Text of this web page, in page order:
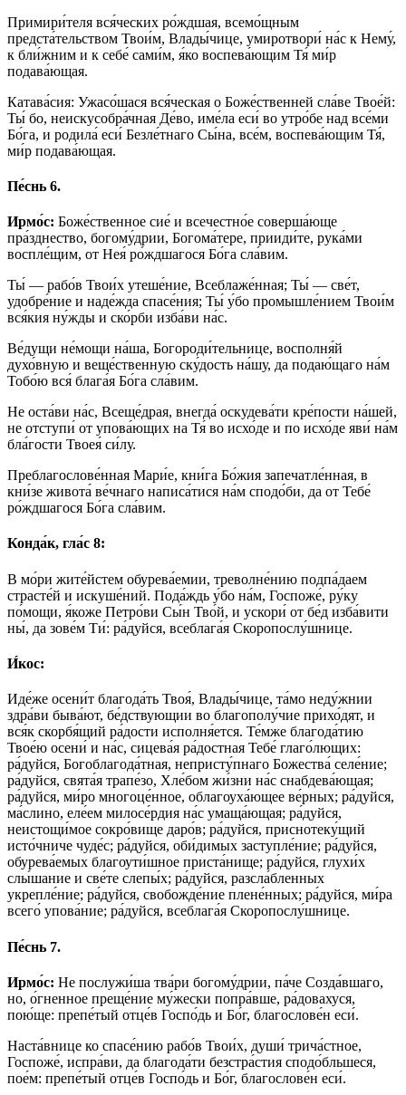
Примири́теля вся́ческих ро́ждшая, всемо́щным
предста́тельством Твои́м, Влады́чице, умиротвори́ на́с к Нему́,
к бли́жним и к себе́ сами́м, я́ко воспева́ющим Тя́ ми́р
подава́ющая.
Катава́сия: Ужасо́шася вся́ческая о Боже́ственней сла́ве Твое́й:
Ты́ бо, неискусобра́чная Де́во, име́ла еси́ во утро́бе над все́ми
Бо́га, и родила́ еси́ Безле́тнаго Сы́на, все́м, воспева́ющим Тя́,
ми́р подава́ющая.
Пе́снь 6.
Ирмо́с: Боже́ственное сие́ и всечестно́е соверша́юще
пра́зднество, богому́дрии, Богома́тере, прииди́те, рука́ми
воспле́щим, от Нея́ ро́ждшагося Бо́га сла́вим.
Ты́ — рабо́в Твои́х утеше́ние, Всеблаже́нная; Ты́ — све́т,
удобре́ние и наде́жда спасе́ния; Ты́ у́бо промышле́нием Твои́м
вся́кия ну́жды и ско́рби изба́ви на́с.
Ве́дущи не́мощи на́ша, Богороди́тельнице, восполня́й
духо́вную и веще́ственную ску́дость на́шу, да подаю́щаго на́м
Тобо́ю вся́ блага́я Бо́га сла́вим.
Не оста́ви на́с, Всеще́драя, внегда́ оскудева́ти кре́пости на́шей,
не отступи́ от упова́ющих на Тя́ во исхо́де и по исхо́де яви́ на́м
бла́гости Твоея́ си́лу.
Преблагослове́нная Мари́е, кни́га Бо́жия запечатле́нная, в
кни́зе живота́ ве́чнаго написа́тися на́м сподо́би, да от Тебе́
ро́ждшагося Бо́га сла́вим.
Конда́к, гла́с 8:
В мо́ри жите́йстем обурева́емии, треволне́нию подпа́даем
страсте́й и искуше́ний. Пода́ждь у́бо на́м, Госпоже́, ру́ку
по́мощи, я́коже Петро́ви Сы́н Тво́й, и ускори́ от бе́д изба́вити
ны́, да зове́м Ти́: ра́дуйся, всеблага́я Скоропослу́шнице.
И́кос:
Иде́же осени́т благода́ть Твоя́, Влады́чице, та́мо неду́жнии
здра́ви быва́ют, бе́дствующии во благополу́чие прихо́дят, и
вся́к скорбя́щий ра́дости исполня́ется. Те́мже благода́тию
Твое́ю осени́ и на́с, сицева́я ра́достная Тебе́ глаго́лющих:
ра́дуйся, Богоблагода́тная, непристу́пнаго Божества́ селе́ние;
ра́дуйся, свята́я трапе́зо, Хле́бом жи́зни на́с снабдева́ющая;
ра́дуйся, ми́ро многоце́нное, облагоуха́ющее ве́рных; ра́дуйся,
ма́слино, еле́ем милосе́рдия на́с умаща́ющая; ра́дуйся,
неистощи́мое сокро́вище даро́в; ра́дуйся, приснотеку́щий
исто́чниче чуде́с; ра́дуйся, оби́димых заступле́ние; ра́дуйся,
обурева́емых благоути́шное приста́нище; ра́дуйся, глухи́х
слы́шание и све́те слепы́х; ра́дуйся, разсла́бленных
укрепле́ние; ра́дуйся, свобожде́ние плене́нных; ра́дуйся, ми́ра
всего́ упова́ние; ра́дуйся, всеблага́я Скоропослу́шнице.
Пе́снь 7.
Ирмо́с: Не послужи́ша тва́ри богому́дрии, па́че Созда́вшаго,
но, о́гненное преще́ние му́жески попра́вше, ра́довахуся,
пою́ще: препе́тый отце́в Госпо́дь и Бо́г, благослове́н еси́.
Наста́внице ко спасе́нию рабо́в Твои́х, души́ трича́стное,
Госпоже́, испра́ви, да благода́ти безстра́стия сподо́бльшеся,
пое́м: препе́тый отце́в Госпо́дь и Бо́г, благослове́н еси́.